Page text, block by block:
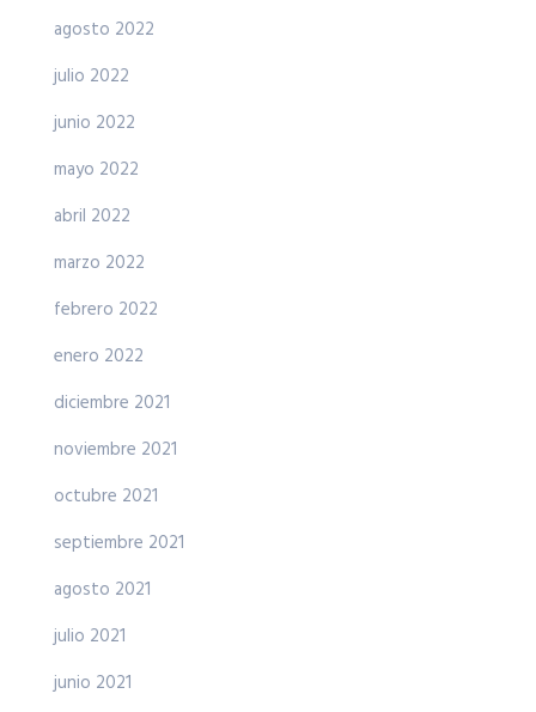
agosto 2022
julio 2022
junio 2022
mayo 2022
abril 2022
marzo 2022
febrero 2022
enero 2022
diciembre 2021
noviembre 2021
octubre 2021
septiembre 2021
agosto 2021
julio 2021
junio 2021